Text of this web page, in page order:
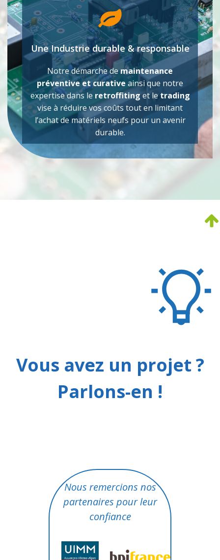
Une Industrie durable & responsable
Notre démarche demaintenance
préventive et curative ainsi que notre
expertise dans le retroffiting et letrading
vise à réduire vos coûts tout en limitant
l’achat de matériels neufs pour un avenir
durable.
Vous avez un projet ?
Parlons-en !
Nous remercions nos
partenaires pour leur
confiance